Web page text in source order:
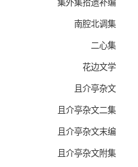
集外集拾遗补编
南腔北调集
二心集
花边文学
且介亭杂文
且介亭杂文二集
且介亭杂文末编
且介亭杂文附集